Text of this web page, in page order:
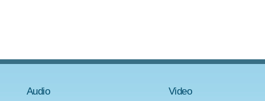
Audio Video